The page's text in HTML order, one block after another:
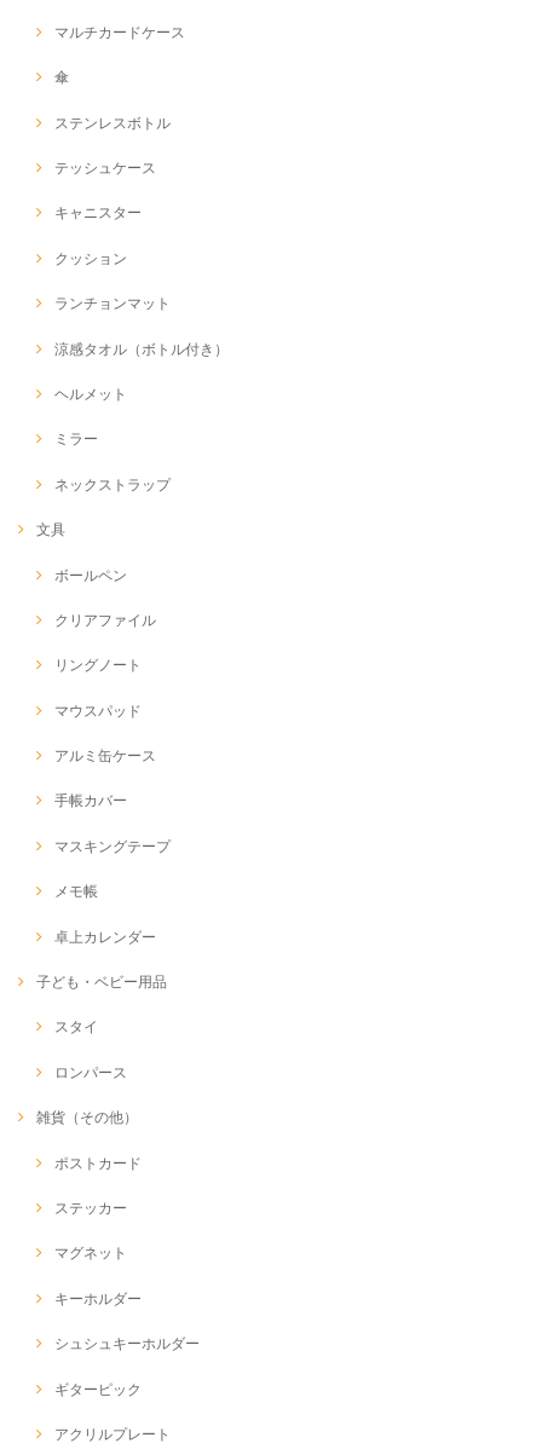
マルチカードケース
傘
ステンレスボトル
テッシュケース
キャニスター
クッション
ランチョンマット
涼感タオル（ボトル付き）
ヘルメット
ミラー
ネックストラップ
文具
ボールペン
クリアファイル
リングノート
マウスパッド
アルミ缶ケース
手帳カバー
マスキングテープ
メモ帳
卓上カレンダー
子ども・ベビー用品
スタイ
ロンパース
雑貨（その他）
ポストカード
ステッカー
マグネット
キーホルダー
シュシュキーホルダー
ギターピック
アクリルプレート